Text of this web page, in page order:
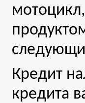
Кредит
кредита